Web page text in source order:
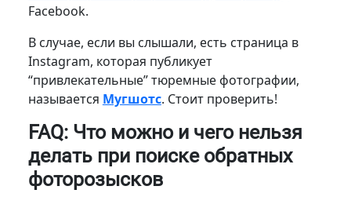
Facebook.
В случае, если вы слышали, есть страница в
Instagram, которая публикует
“привлекательные” тюремные фотографии,
называется Мугшотс. Стоит проверить!
FAQ: Что можно и чего нельзя
делать при поиске обратных
фоторозысков